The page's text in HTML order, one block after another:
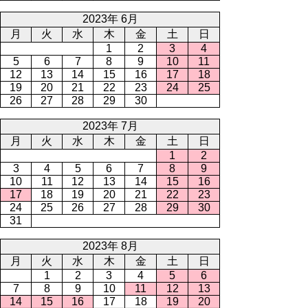
2023年 6月
月
火 水 木 金 土
日
1
2 3
4
5
6 7 8 9 10
11
12
13 14 15 16 17
18
19
20 21 22 23 24
25
26
27 28 29 30
2023年 7月
月
火 水 木 金 土
日
1
2
3
4 5 6 7 8
9
10
11 12 13 14 15
16
17
18 19 20 21 22
23
24
25 26 27 28 29
30
31
2023年 8月
月
火 水 木 金 土
日
1
2 3 4 5
6
7
8 9 10 11 12
13
14
15 16 17 18 19
20